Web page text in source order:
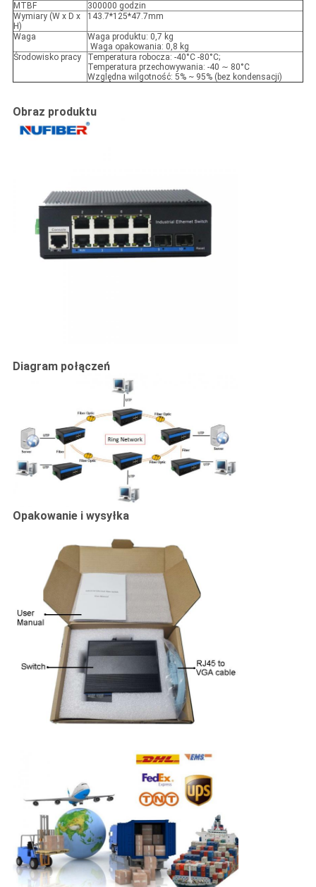
MTBF
300000 godzin
Wymiary (W x D x
H)
143.7*125*47.7mm
Waga
Waga produktu: 0,7 kg
Waga opakowania: 0,8 kg
Środowisko pracy
Temperatura robocza: -40°C -80°C;
Temperatura przechowywania: -40 ∼ 80°C
Względna wilgotność: 5% ~ 95% (bez kondensacji)
Obraz produktu
Diagram połączeń
Opakowanie i wysyłka